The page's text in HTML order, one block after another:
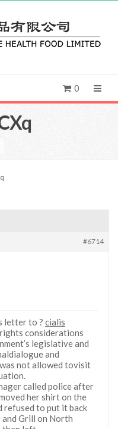
0
#6714
letter to ? cialis
rights considerations
legislative and
and
was not allowed tovisit
called police after
her shirt on the
refused to put it back
and Grill on North